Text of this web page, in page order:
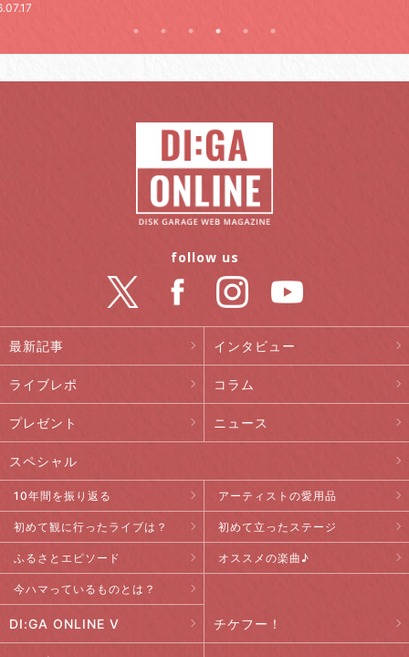
最新記事 インタビュー
ライブレポ コラム
プレゼント ニュース
スペシャル
10年間を振り返る アーティストの愛用品
初めて観に行ったライブは？ 初めて立ったステージ
ふるさとエピソード オススメの楽曲♪
今ハマっているものとは？
DI:GA ONLINE V チケフー！
follow us